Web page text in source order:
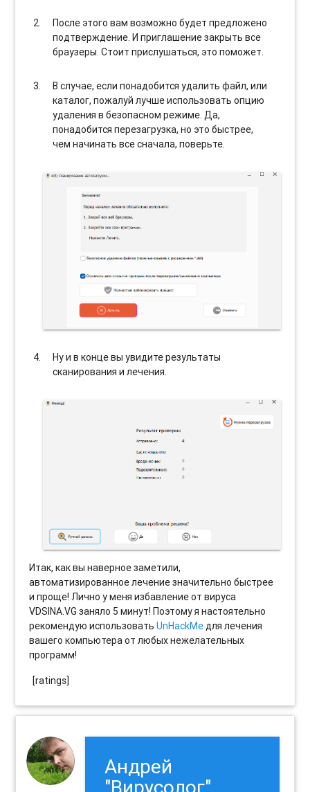
После этого вам возможно будет предложено
подтверждение. И приглашение закрыть все
браузеры. Стоит прислушаться, это поможет.
В случае, если понадобится удалить файл, или
каталог, пожалуй лучше использовать опцию
удаления в безопасном режиме. Да,
понадобится перезагрузка, но это быстрее,
чем начинать все сначала, поверьте.
Ну и в конце вы увидите результаты
сканирования и лечения.
Итак, как вы наверное заметили,
автоматизированное лечение значительно быстрее
и проще! Лично у меня избавление от вируса
VDSINA.VG заняло 5 минут! Поэтому я настоятельно
рекомендую использоватьUnHackMeдля лечения
вашего компьютера от любых нежелательных
программ!
[ratings]
Андрей
"Вирусолог"